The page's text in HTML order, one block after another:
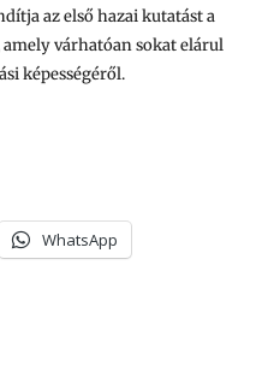
az első hazai kutatást a
várhatóan sokat elárul
képességéről.
WhatsApp